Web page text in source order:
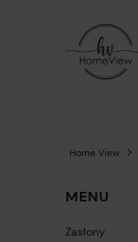
Home View
MENU
Zasłony